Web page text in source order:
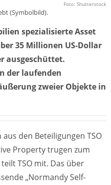
Foto: Shutterstock
(Symbolbild).
spezialisierte Asset
35 Millionen US-Dollar
ausgeschüttet.
der laufenden
zweier Objekte in
den Beteiligungen TSO
Property trugen zum
TSO mit. Das über
„Normandy Self-